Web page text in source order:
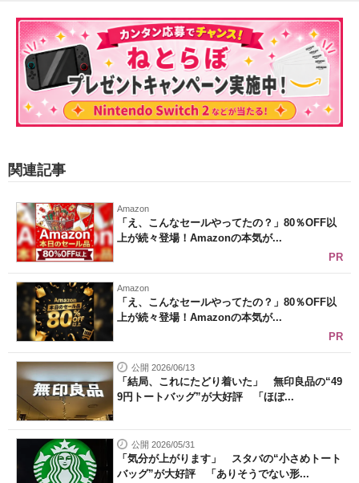
関連記事
Amazon
「え、こんなセールやってたの？」80％OFF以
上が続々登場！Amazonの本気が...
PR
Amazon
「え、こんなセールやってたの？」80％OFF以
上が続々登場！Amazonの本気が...
PR
公開 2026/06/13
「結局、これにたどり着いた」 無印良品の“49
9円トートバッグ”が大好評 「ほぼ...
公開 2026/05/31
「気分が上がります」 スタバの“小さめトート
バッグ”が大好評 「ありそうでない形...